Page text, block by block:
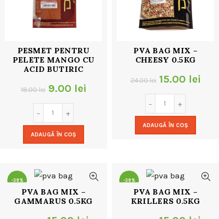
PESMET PENTRU
PELETE MANGO CU
ACID BUTIRIC
18.00lei Prețul
inițial
a
fost:
9.00 lei
ADAUGĂ ÎN COȘ
PVA BAG MIX –
CHEESY 0.5KG
24.00lei Prețul
inițial
a
fost:
15.00 lei
ADAUGĂ ÎN COȘ
-38%
PVA BAG MIX –
GAMMARUS 0.5KG
-38%
PVA BAG MIX –
KRILLERS 0.5KG